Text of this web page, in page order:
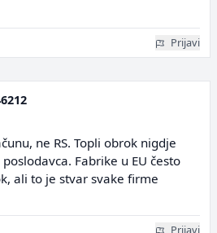
Prijavi
ne RS. Topli obrok nigdje
Fabrike u EU često
ali to je stvar svake firme
Prijavi